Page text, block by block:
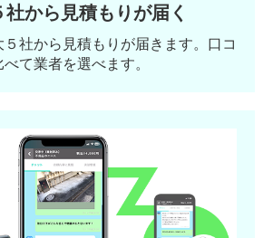
社から見積もりが届く
社から見積もりが届きます。口コ
て業者を選べます。